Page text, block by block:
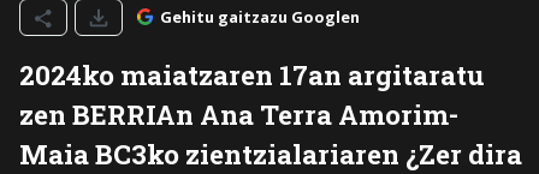
Gehitu gaitzazu Googlen
2024ko maiatzaren 17an argitaratu
zen BERRIAn Ana Terra Amorim-
Maia BC3ko zientzialariaren ¿Zer dira